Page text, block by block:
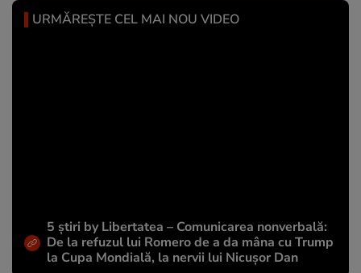
URMĂREȘTE CEL MAI NOU VIDEO
5 știri by Libertatea – Comunicarea nonverbală:
De la refuzul lui Romero de a da mâna cu Trump
la Cupa Mondială, la nervii lui Nicușor Dan